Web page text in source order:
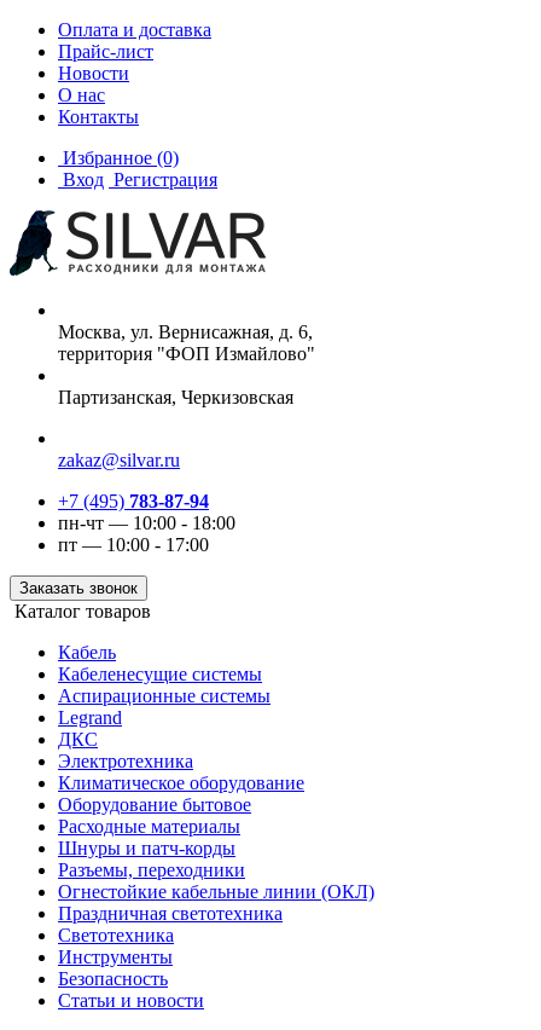
Оплата и доставка
Прайс-лист
Новости
О нас
Контакты
Избранное (0)
Вход Регистрация
Москва, ул. Вернисажная, д. 6,
территория "ФОП Измайлово"
Партизанская, Черкизовская
zakaz@silvar.ru
+7 (495) 783-87-94
пн-чт — 10:00 - 18:00
пт — 10:00 - 17:00
Заказать звонок
Каталог товаров
Кабель
Кабеленесущие системы
Аспирационные системы
Legrand
ДКС
Электротехника
Климатическое оборудование
Оборудование бытовое
Расходные материалы
Шнуры и патч-корды
Разъемы, переходники
Огнестойкие кабельные линии (ОКЛ)
Праздничная светотехника
Светотехника
Инструменты
Безопасность
Статьи и новости